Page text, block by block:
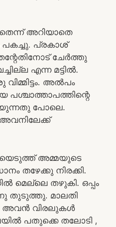
അറിയാതെ
പകച്ചു. പ്രകാശ്
ചേർത്തു
എന്ന മട്ടിൽ.
അൽപം
പശ്ചാത്താപത്തിന്റെ
പോലെ.
അമ്മയുടെ
തഴേക്കു നിരക്കി.
തഴുകി. ഒപ്പം
തുടുത്തു. മാലതി
അവൻ വിരലുകൾ
പതുക്കെ തലോടി ,